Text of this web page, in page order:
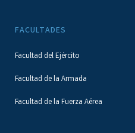
FACULTADES
Facultad del Ejército
Facultad de la Armada
Facultad de la Fuerza Aérea